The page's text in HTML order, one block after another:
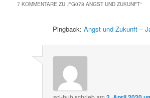
7 KOMMENTARE ZU „FG078 ANGST UND ZUKUNFT“
Pingback:Angst und Zukunft –